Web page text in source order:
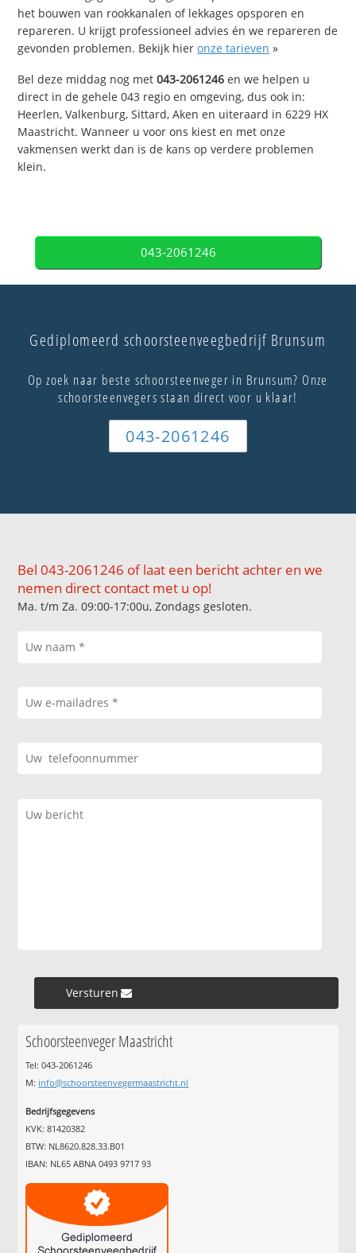
het bouwen van rookkanalen of lekkages opsporen en
repareren. U krijgt professioneel advies én we repareren de
gevonden problemen. Bekijk hieronze tarieven »
Bel deze middag nog met043-2061246 en we helpen u
direct in de gehele 043 regio en omgeving, dus ook in:
Heerlen, Valkenburg, Sittard, Aken en uiteraard in 6229 HX
Maastricht. Wanneer u voor ons kiest en met onze
vakmensen werkt dan is de kans op verdere problemen
klein.
043-2061246
Gediplomeerd schoorsteenveegbedrijf Brunsum
Op zoek naar beste schoorsteenveger in Brunsum? Onze
schoorsteenvegers staan direct voor u klaar!
043-2061246
Bel 043-2061246 of laat een bericht achter en we
nemen direct contact met u op!
Ma. t/m Za. 09:00-17:00u, Zondags gesloten.
Versturen »
Schoorsteenveger Maastricht
Tel: 043-2061246
M: info@schoorsteenvegermaastricht.nl
Bedrijfsgegevens
KVK: 81420382
BTW: NL8620.828.33.B01
IBAN: NL65 ABNA 0493 9717 93